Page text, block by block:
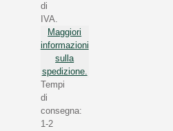
di
IVA.
Maggiori
informazioni
sulla
spedizione.
Tempi
di
consegna:
1-2